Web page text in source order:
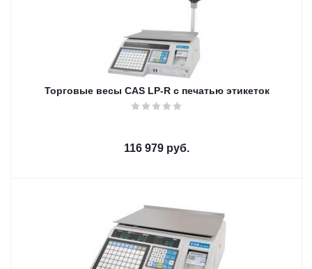
Торговые весы CAS LP-R с печатью этикеток
116 979 руб.